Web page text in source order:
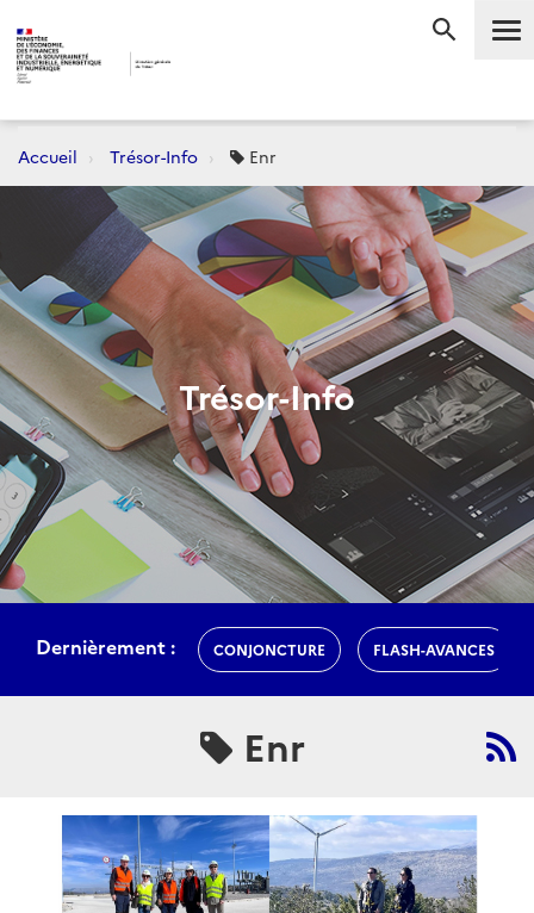
Accueil Trésor-Info Enr
Trésor-Info
Dernièrement : CONJONCTURE FLASH-AVANCES
Enr